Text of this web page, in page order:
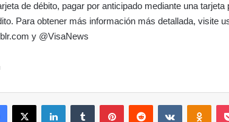
de débito, pagar por anticipado mediante una
Para obtener más información más detallada, visite
y @VisaNews
Facebook
X LinkedInTumblr PinterestReddit VKontakte